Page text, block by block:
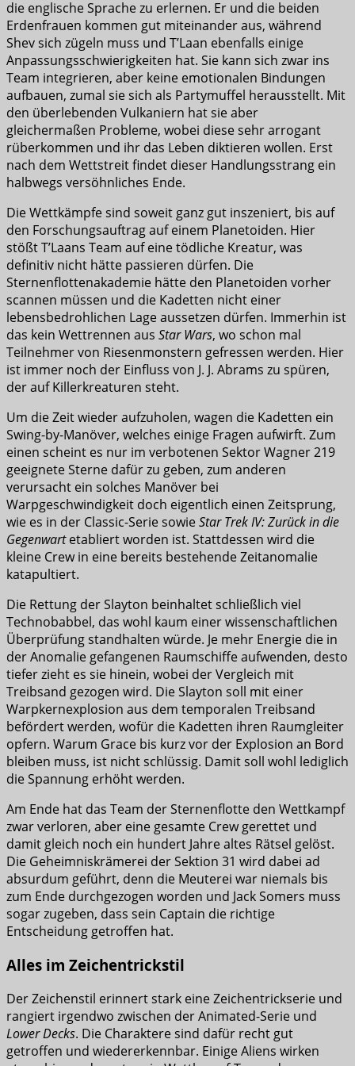
die englische Sprache zu erlernen. Er und die beiden
Erdenfrauen kommen gut miteinander aus, während
Shev sich zügeln muss und T’Laan ebenfalls einige
Anpassungsschwierigkeiten hat. Sie kann sich zwar ins
Team integrieren, aber keine emotionalen Bindungen
aufbauen, zumal sie sich als Partymuffel herausstellt. Mit
den überlebenden Vulkaniern hat sie aber
gleichermaßen Probleme, wobei diese sehr arrogant
rüberkommen und ihr das Leben diktieren wollen. Erst
nach dem Wettstreit findet dieser Handlungsstrang ein
halbwegs versöhnliches Ende.
Die Wettkämpfe sind soweit ganz gut inszeniert, bis auf
den Forschungsauftrag auf einem Planetoiden. Hier
stößt T’Laans Team auf eine tödliche Kreatur, was
definitiv nicht hätte passieren dürfen. Die
Sternenflottenakademie hätte den Planetoiden vorher
scannen müssen und die Kadetten nicht einer
lebensbedrohlichen Lage aussetzen dürfen. Immerhin ist
das kein Wettrennen aus Star Wars, wo schon mal
Teilnehmer von Riesenmonstern gefressen werden. Hier
ist immer noch der Einfluss von J. J. Abrams zu spüren,
der auf Killerkreaturen steht.
Um die Zeit wieder aufzuholen, wagen die Kadetten ein
Swing-by-Manöver, welches einige Fragen aufwirft. Zum
einen scheint es nur im verbotenen Sektor Wagner 219
geeignete Sterne dafür zu geben, zum anderen
verursacht ein solches Manöver bei
Warpgeschwindigkeit doch eigentlich einen Zeitsprung,
wie es in der Classic-Serie sowieStar Trek IV: Zurück in die
Gegenwartetabliert worden ist. Stattdessen wird die
kleine Crew in eine bereits bestehende Zeitanomalie
katapultiert.
Die Rettung der Slayton beinhaltet schließlich viel
Technobabbel, das wohl kaum einer wissenschaftlichen
Überprüfung standhalten würde. Je mehr Energie die in
der Anomalie gefangenen Raumschiffe aufwenden, desto
tiefer zieht es sie hinein, wobei der Vergleich mit
Treibsand gezogen wird. Die Slayton soll mit einer
Warpkernexplosion aus dem temporalen Treibsand
befördert werden, wofür die Kadetten ihren Raumgleiter
opfern. Warum Grace bis kurz vor der Explosion an Bord
bleiben muss, ist nicht schlüssig. Damit soll wohl lediglich
die Spannung erhöht werden.
Am Ende hat das Team der Sternenflotte den Wettkampf
zwar verloren, aber eine gesamte Crew gerettet und
damit gleich noch ein hundert Jahre altes Rätsel gelöst.
Die Geheimniskrämerei der Sektion 31 wird dabei ad
absurdum geführt, denn die Meuterei war niemals bis
zum Ende durchgezogen worden und Jack Somers muss
sogar zugeben, dass sein Captain die richtige
Entscheidung getroffen hat.
Alles im Zeichentrickstil
Der Zeichenstil erinnert stark eine Zeichentrickserie und
rangiert irgendwo zwischen der Animated-Serie und
Lower Decks. Die Charaktere sind dafür recht gut
getroffen und wiedererkennbar. Einige Aliens wirken